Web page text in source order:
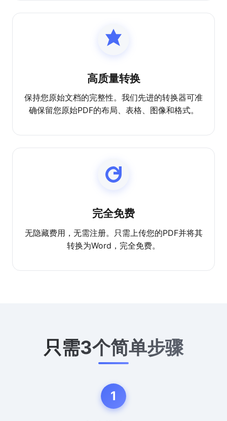
高质量转换
保持您原始文档的完整性。我们先进的转换器可准
确保留您原始PDF的布局、表格、图像和格式。
完全免费
无隐藏费用，无需注册。只需上传您的PDF并将其
转换为Word，完全免费。
只需3个简单步骤
1